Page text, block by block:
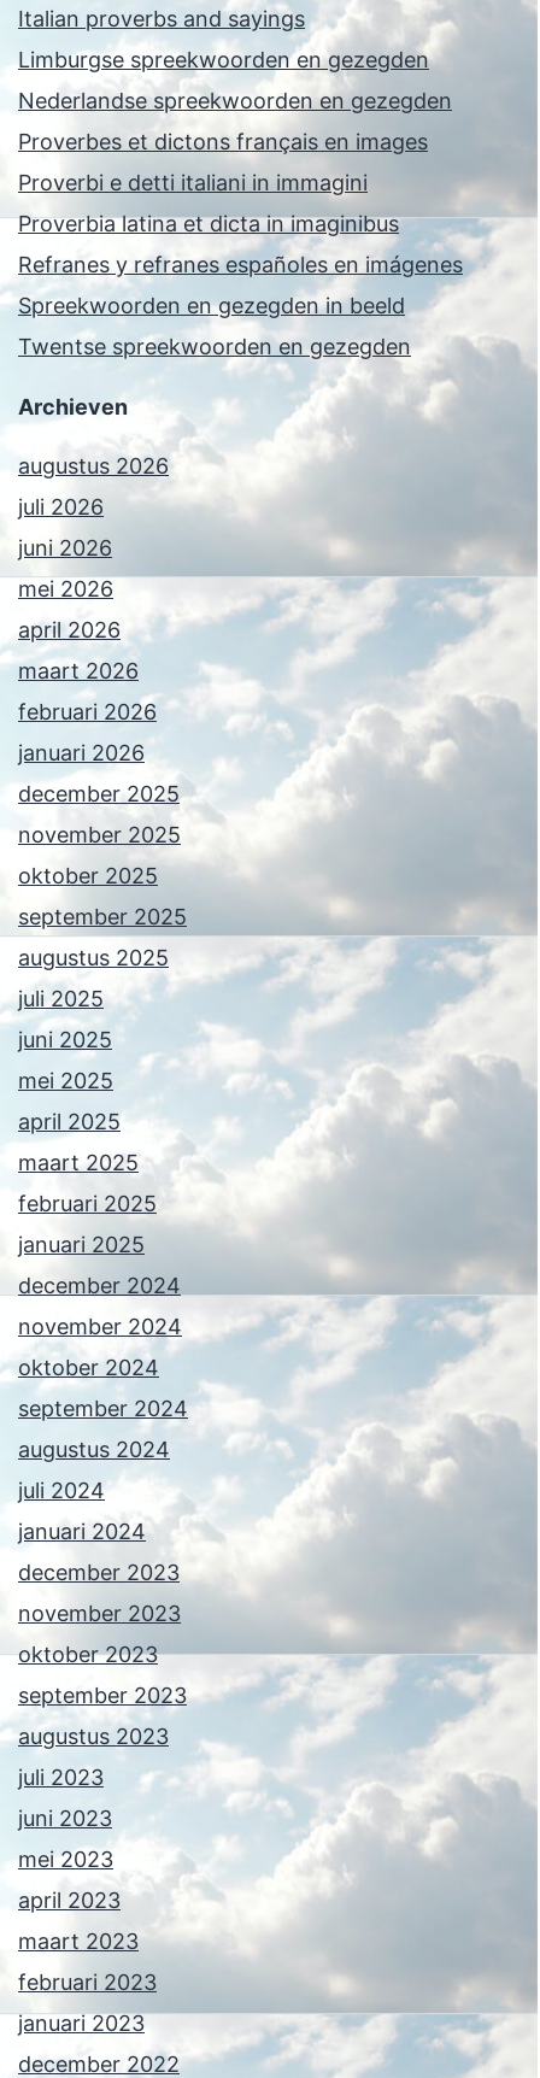
Italian proverbs and sayings
Limburgse spreekwoorden en gezegden
Nederlandse spreekwoorden en gezegden
Proverbes et dictons français en images
Proverbi e detti italiani in immagini
Proverbia latina et dicta in imaginibus
Refranes y refranes españoles en imágenes
Spreekwoorden en gezegden in beeld
Twentse spreekwoorden en gezegden
Archieven
augustus 2026
juli 2026
juni 2026
mei 2026
april 2026
maart 2026
februari 2026
januari 2026
december 2025
november 2025
oktober 2025
september 2025
augustus 2025
juli 2025
juni 2025
mei 2025
april 2025
maart 2025
februari 2025
januari 2025
december 2024
november 2024
oktober 2024
september 2024
augustus 2024
juli 2024
januari 2024
december 2023
november 2023
oktober 2023
september 2023
augustus 2023
juli 2023
juni 2023
mei 2023
april 2023
maart 2023
februari 2023
januari 2023
december 2022